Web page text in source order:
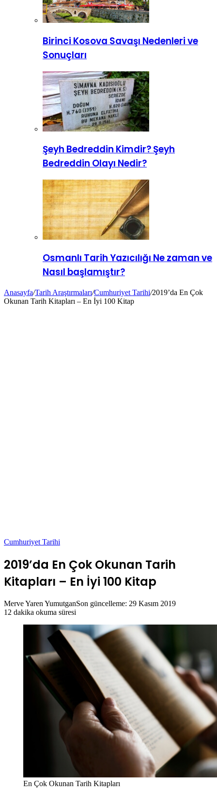
Birinci Kosova Savaşı Nedenleri ve
Sonuçları
Şeyh Bedreddin Kimdir? Şeyh
Bedreddin Olayı Nedir?
Osmanlı Tarih Yazıcılığı Ne zaman ve
Nasıl başlamıştır?
Anasayfa/Tarih Araştırmaları/Cumhuriyet Tarihi/2019’da En Çok
Okunan Tarih Kitapları – En İyi 100 Kitap
Cumhuriyet Tarihi
2019’da En Çok Okunan Tarih
Kitapları – En İyi 100 Kitap
Merve Yaren YumutganSon güncelleme: 29 Kasım 2019
12 dakika okuma süresi
En Çok Okunan Tarih Kitapları